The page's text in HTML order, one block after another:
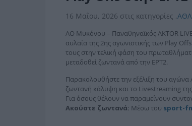
16 Μαΐου, 2026 στις κατηγορίες ,
ΑΟ Μυκόνου – Παναθηναϊκός AKTOR
αυλαία της 2ης αγωνιστικής των Play
τους στην τελική φάση του
μεταδοθεί ζωντανά από την ΕΡΤ2.
Παρακολουθήστε την εξέλιξη του
ζωντανή κάλυψη και το Livestreaming
Για όσους θέλουν να παραμείνουν
Ακούστε ζωντανά: Μέσω του sport-